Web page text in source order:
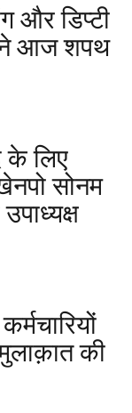
और डिप्टी
ने आज शपथ
के लिए
सोनम
की